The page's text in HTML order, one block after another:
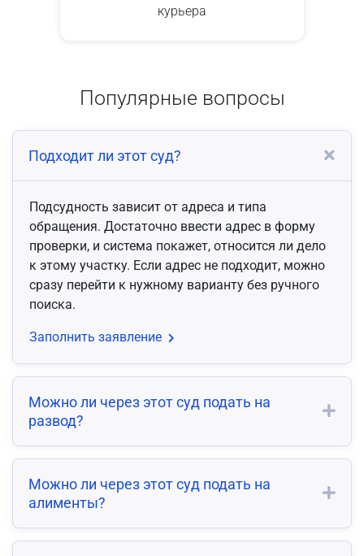
курьера
Популярные вопросы
Подходит ли этот суд?
Подсудность зависит от адреса и типа
обращения. Достаточно ввести адрес в форму
проверки, и система покажет, относится ли дело
к этому участку. Если адрес не подходит, можно
сразу перейти к нужному варианту без ручного
поиска.
Заполнить заявление
Можно ли через этот суд подать на
развод?
Можно ли через этот суд подать на
алименты?